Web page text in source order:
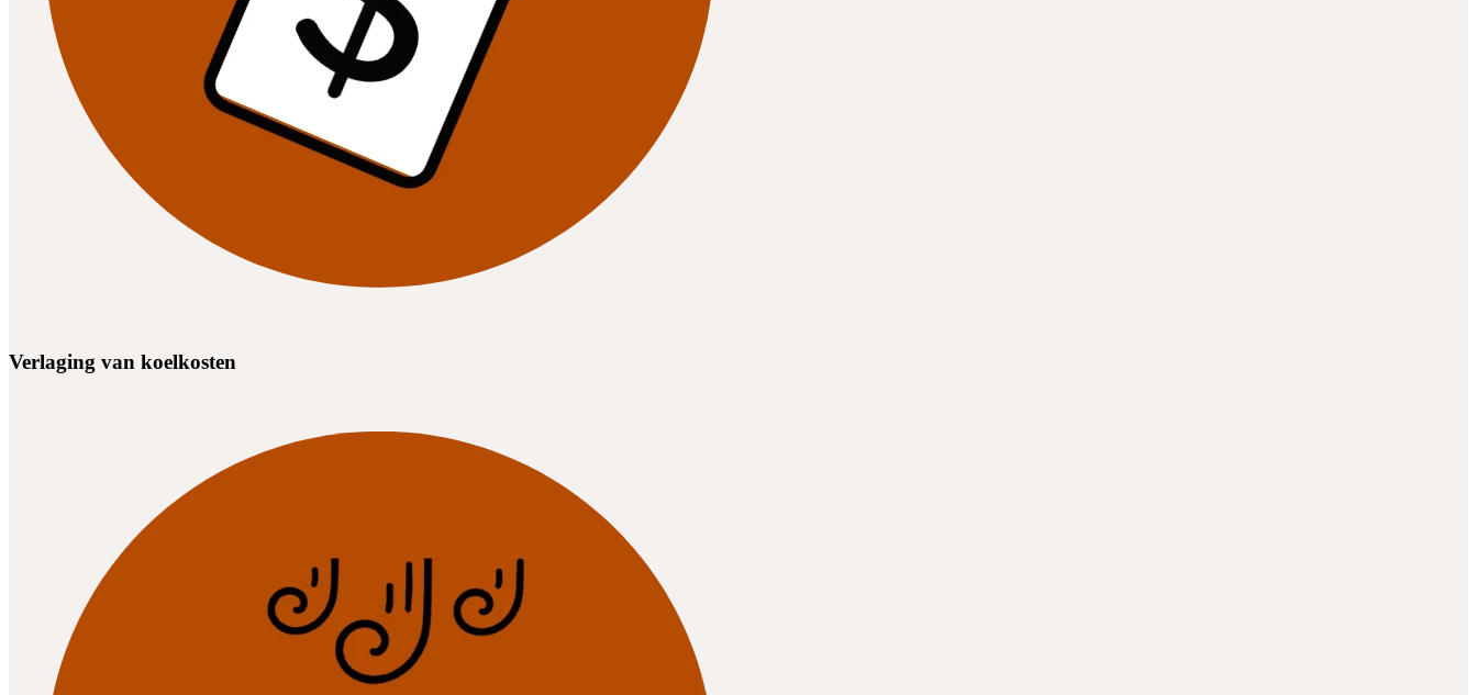
Verlaging van koelkosten